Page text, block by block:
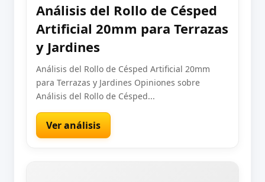
Análisis del Rollo de Césped
Artificial 20mm para Terrazas
y Jardines
Análisis del Rollo de Césped Artificial 20mm
para Terrazas y Jardines Opiniones sobre
Análisis del Rollo de Césped...
Ver análisis